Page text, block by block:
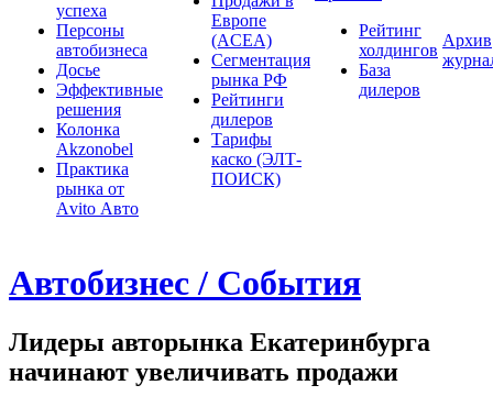
успеха
Персоны
автобизнеса
Досье
Эффективные
решения
Колонка
Akzonobel
Практика
рынка от
Аvito Авто
Европе
(ACEA)
Сегментация
рынка РФ
Рейтинги
дилеров
Тарифы
каско (ЭЛТ-
ПОИСК)
Рейтинг
холдингов
База
дилеров
Архив
Автобизнес / События
Лидеры авторынка Екатеринбурга
начинают увеличивать продажи